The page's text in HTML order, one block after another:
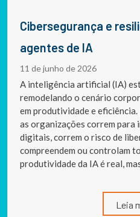
Cibersegurança e resiliência na era de
agentes de IA
11 de junho de 2026
A inteligência artificial (IA)
remodelando o cenário
em produtividade e
as organizações correm para
digitais, correm o risco de
compreendem ou controlam
produtividade da IA é real,
Leia